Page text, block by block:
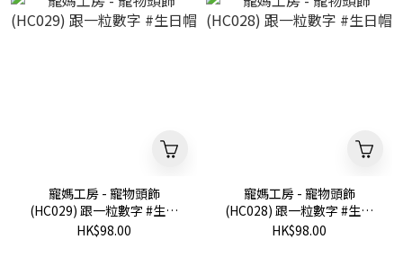
寵媽工房 - 寵物頭飾
(HC029) 跟一粒數字 #生日
帽
HK$98.00
寵媽工房 - 寵物頭飾
(HC028) 跟一粒數字 #生日
帽
HK$98.00